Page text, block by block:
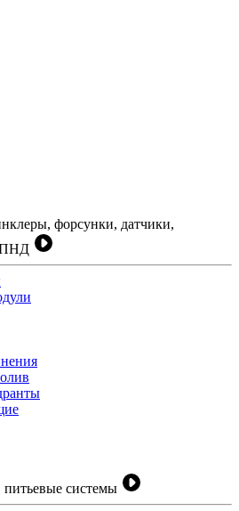
форсунки, датчики,
ПНД
системы